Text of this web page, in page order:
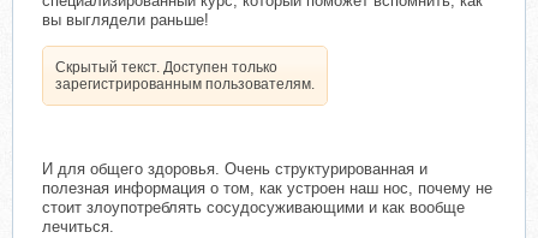
вы выглядели раньше!
Скрытый текст. Доступен только
зарегистрированным пользователям.
И для общего здоровья. Очень структурированная и
полезная информация о том, как устроен наш нос, почему не
стоит злоупотреблять сосудосуживающими и как вообще
лечиться.